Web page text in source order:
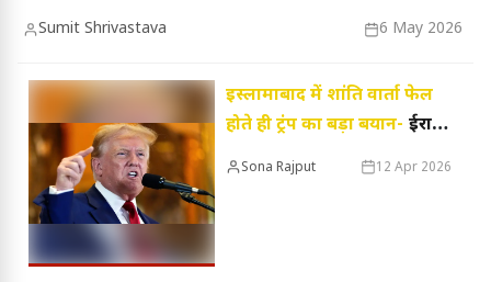
Sumit Shrivastava 6 May 2026
इस्लामाबाद में शांति वार्ता फेल
होते ही ट्रंप का बड़ा बयान- ईरान
को समुद्री घेराबंदी की दी खुली
Sona Rajput 12 Apr 2026